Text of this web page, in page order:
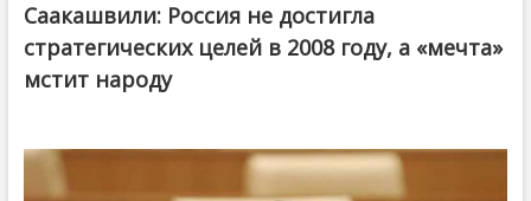
Саакашвили: Россия не достигла
стратегических целей в 2008 году, а «мечта»
мстит народу